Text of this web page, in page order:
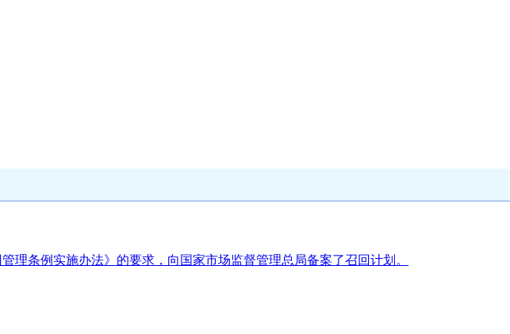
理条例实施办法》的要求，向国家市场监督管理总局备案了召回计划。